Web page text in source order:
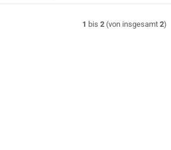
1 bis2 (von insgesamt2)